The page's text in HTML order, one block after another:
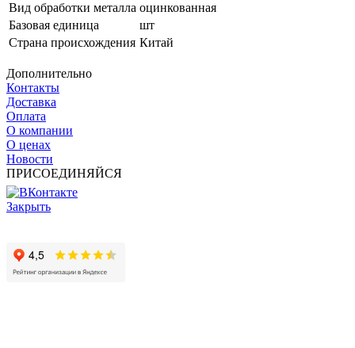
Вид обработки металла оцинкованная
Базовая единица
шт
Страна происхождения Китай
Дополнительно
Контакты
Доставка
Оплата
О компании
О ценах
Новости
ПРИСОЕДИНЯЙСЯ
Закрыть